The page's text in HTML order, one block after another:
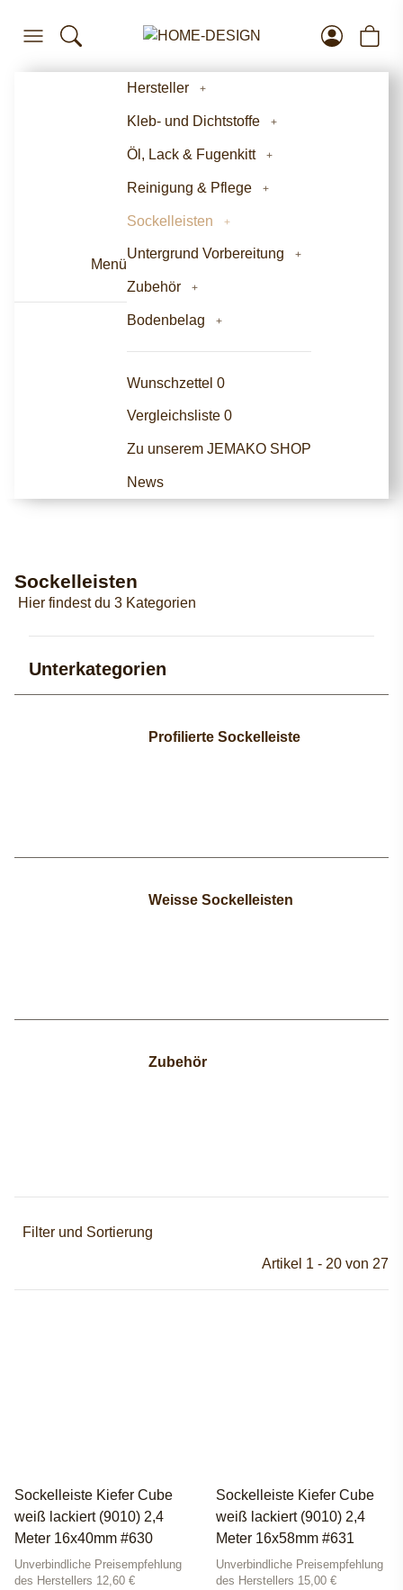
Menü
Hersteller
Kleb- und Dichtstoffe
Öl, Lack & Fugenkitt
Reinigung & Pflege
Sockelleisten
Untergrund Vorbereitung
Zubehör
Bodenbelag
Wunschzettel 0
Vergleichsliste 0
Zu unserem JEMAKO SHOP
News
Sockelleisten
Hier findest du 3 Kategorien
Unterkategorien
Profilierte Sockelleiste
Weisse Sockelleisten
Zubehör
Filter und Sortierung
Artikel 1 - 20 von 27
Sockelleiste Kiefer Cube
weiß lackiert (9010) 2,4
Meter 16x40mm #630
Unverbindliche Preisempfehlung
des Herstellers 12,60 €
Sockelleiste Kiefer Cube
weiß lackiert (9010) 2,4
Meter 16x58mm #631
Unverbindliche Preisempfehlung
des Herstellers 15,00 €